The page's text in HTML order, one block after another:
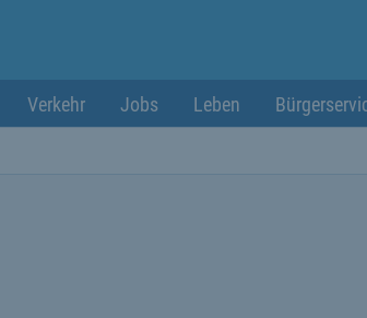
Verkehr Jobs Leben